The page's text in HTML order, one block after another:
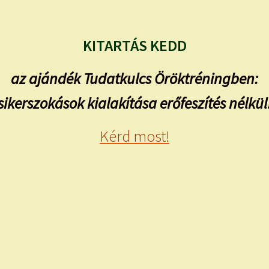
KITARTÁS KEDD
az ajándék Tudatkulcs Öröktréningben:
kialakítása erőfeszítés
Kérd most!